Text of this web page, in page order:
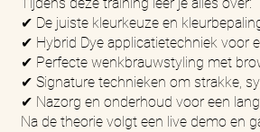
✔ De juiste kleurkeuze en
✔ Hybrid Dye applicatietechniek voor
✔ Perfecte wenkbrauwstyling met
✔ Signature technieken om strakke,
✔ Nazorg en onderhoud voor een
Na de theorie volgt een live demo en